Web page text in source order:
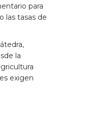
para
las tasas de
la
exigen